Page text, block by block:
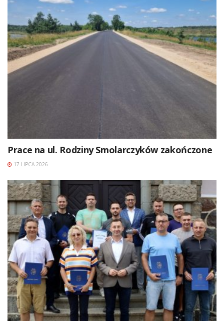
Prace na ul. Rodziny Smolarczyków zakończone
17 LIPCA 2026